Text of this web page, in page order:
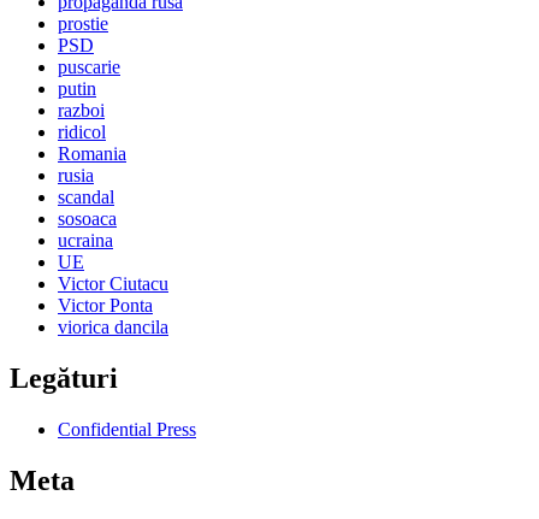
prostie
PSD
puscarie
putin
razboi
ridicol
Romania
rusia
scandal
sosoaca
ucraina
UE
Victor Ciutacu
Victor Ponta
viorica dancila
Legături
Confidential Press
Meta